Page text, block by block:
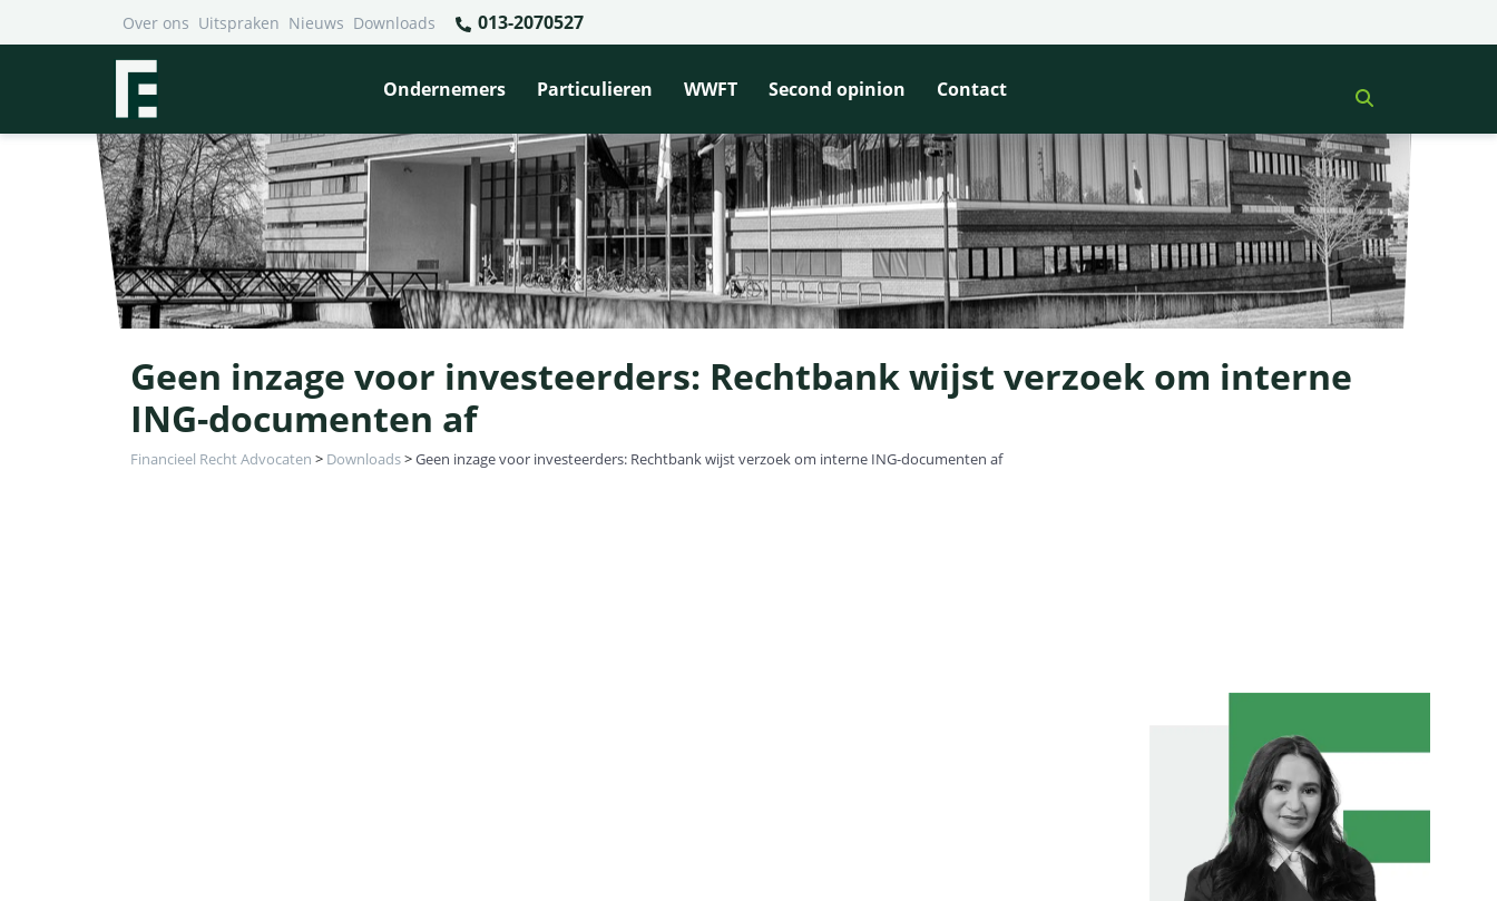
Over ons Uitspraken Nieuws Downloads 013-2070527
Ondernemers Particulieren WWFT Second opinion Contact
Geen inzage voor investeerders: Rechtbank wijst verzoek om interne
ING-documenten af
Financieel Recht Advocaten > Downloads>Geen inzage voor investeerders: Rechtbank wijst verzoek om interne ING-documenten af